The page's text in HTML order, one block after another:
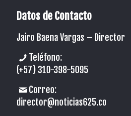
Datos de Contacto
Jairo Baena Vargas – Director
Teléfono:
(+57) 310-398-5095
Correo:
director@noticias625.co